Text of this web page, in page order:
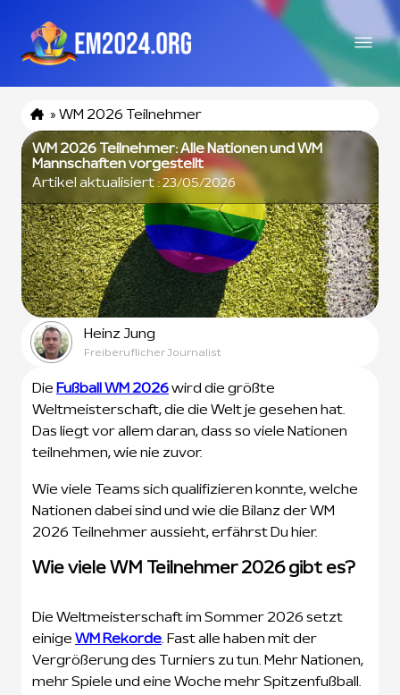
» WM 2026 Teilnehmer
WM 2026 Teilnehmer: Alle Nationen und WM
Mannschaften vorgestellt
Artikel aktualisiert : 23/05/2026
Heinz Jung
Freiberuflicher Journalist
Die Fußball WM 2026wird die größte
Weltmeisterschaft, die die Welt je gesehen hat.
Das liegt vor allem daran, dass so viele Nationen
teilnehmen, wie nie zuvor.
Wie viele Teams sich qualifizieren konnte, welche
Nationen dabei sind und wie die Bilanz der WM
2026 Teilnehmer aussieht, erfährst Du hier.
Wie viele WM Teilnehmer 2026 gibt es?
Die Weltmeisterschaft im Sommer 2026 setzt
einige WM Rekorde . Fast alle haben mit der
Vergrößerung des Turniers zu tun. Mehr Nationen,
mehr Spiele und eine Woche mehr Spitzenfußball.